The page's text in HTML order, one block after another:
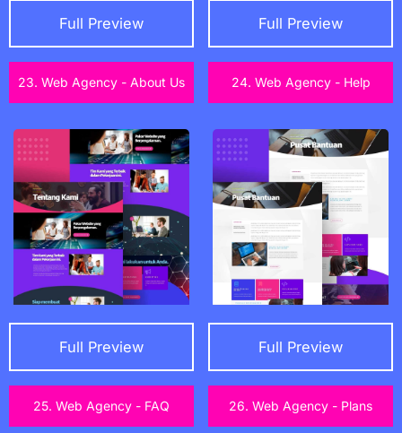
Full Preview Full Preview
23. Web Agency - About Us
Full Preview
24. Web Agency - Help
Full Preview
25. Web Agency - FAQ 26. Web Agency - Plans